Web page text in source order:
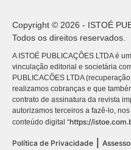
Copyright © 2026 - ISTOÉ
Todos os direitos reservados.
A ISTOÉ PUBLICAÇÕES LTDA é
vinculação editorial e societária
PUBLICACÕES LTDA
realizamos cobranças e que
contrato de assinatura da revista
autorizamos terceiros a fazê-lo,
conteúdo digital “https://
Política de Privacidade